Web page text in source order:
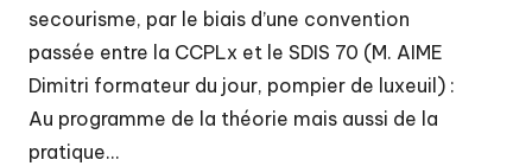
secourisme, par le biais d’une convention
passée entre la CCPLx et le SDIS 70 (M. AIME
Dimitri formateur du jour, pompier de luxeuil) :
Au programme de la théorie mais aussi de la
pratique…